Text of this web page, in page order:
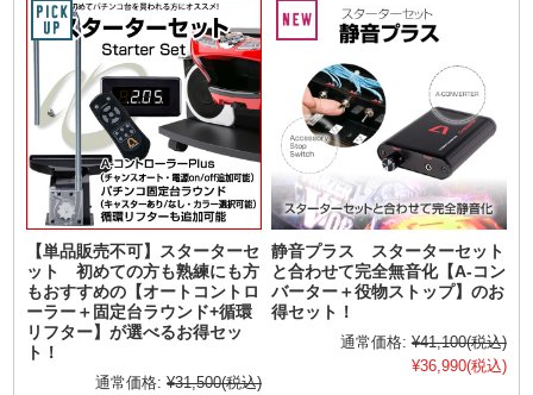
【単品販売不可】スターターセ
ット 初めての方も熟練にも方
もおすすめの【オートコントロ
ーラー＋固定台ラウンド+循環
リフター】が選べるお得セッ
ト！
通常価格: ¥31,500(税込)
静音プラス スターターセット
と合わせて完全無音化【A-コン
バーター＋役物ストップ】のお
得セット！
通常価格: ¥41,100(税込)
¥36,990(税込)